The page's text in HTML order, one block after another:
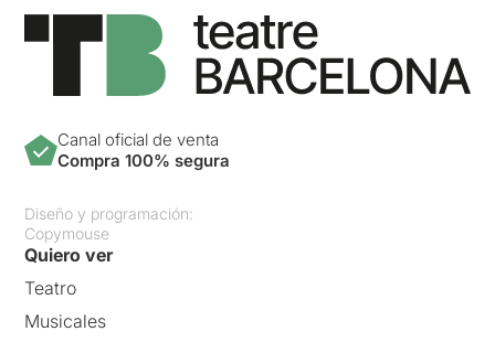
Canal oficial de venta
Compra 100% segura
Diseño y programación:
Copymouse
Quiero ver
Teatro
Musicales